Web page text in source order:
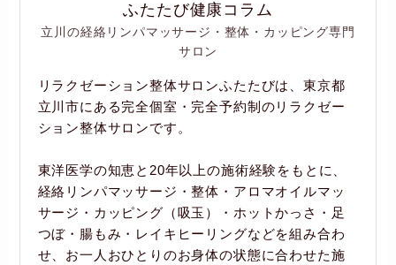
ふたたび健康コラム
立川の経絡リンパマッサージ・整体・カッピング専門
サロン
リラクゼーション整体サロンふたたびは、東京都
立川市にある完全個室・完全予約制のリラクゼー
ション整体サロンです。
東洋医学の知恵と20年以上の施術経験をもとに、
経絡リンパマッサージ・整体・アロマオイルマッ
サージ・カッピング（吸玉）・ホットかっさ・足
つぼ・腸もみ・レイキヒーリングなどを組み合わ
せ、お一人おひとりのお身体の状態に合わせた施